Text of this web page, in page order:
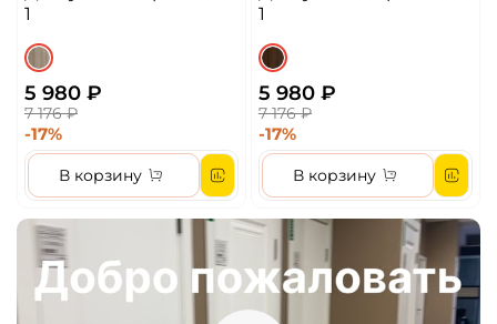
1
5 980 ₽
7 176 ₽
-17%
В корзину
матовое)
1
5 980 ₽
7 176 ₽
-17%
В корзину